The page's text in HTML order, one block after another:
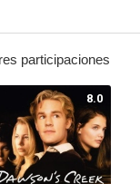
participaciones
8.0